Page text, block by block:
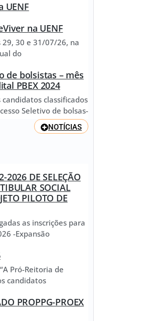
UENF
na UENF
29, 30 e 31/07/26, na
do
de bolsistas – mês
PBEX 2024
classificados
Seletivo de bolsas-
NOTÍCIAS
2026 DE SELEÇÃO
SOCIAL
PILOTO DE
as inscrições para
-Expansão
Pró-Reitoria de
candidatos
PROPPG-PROEX